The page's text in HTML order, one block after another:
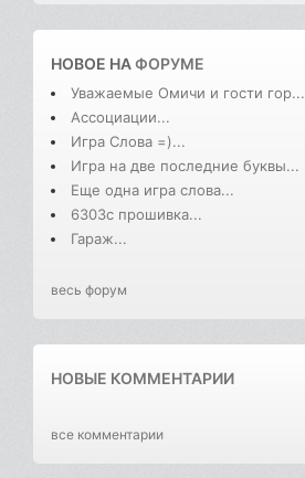
НОВОЕ НАФОРУМЕ
Уважаемые Омичи и гости гор...
Ассоциации...
Игра Слова =)...
Игра на две последние буквы...
Еще одна игра слова...
6303с прошивка...
Гараж...
весь форум
НОВЫЕ КОММЕНТАРИИ
все комментарии